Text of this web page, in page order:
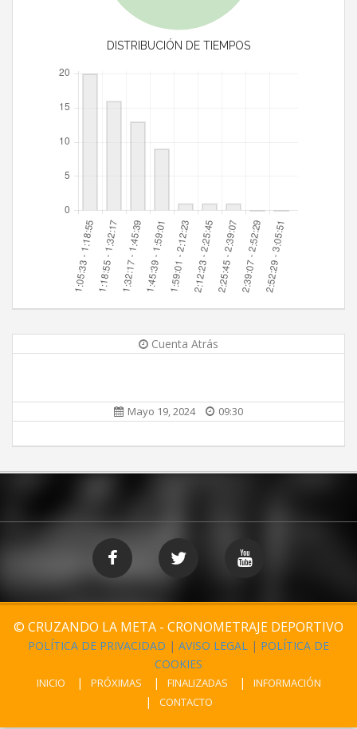
DISTRIBUCIÓN DE TIEMPOS
Cuenta Atrás
Mayo 19, 2024 09:30
© CRUZANDO LA META - CRONOMETRAJE DEPORTIVO
POLÍTICA DE PRIVACIDAD | AVISO LEGAL | POLÍTICA DE
COOKIES
INICIO PRÓXIMAS FINALIZADAS
INFORMACIÓN
CONTACTO